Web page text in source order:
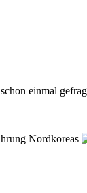
einmal
Nordkoreas